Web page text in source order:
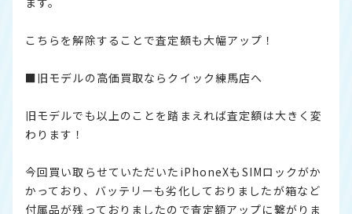
こちらを解除することで査定額も大幅アップ！
■旧モデルの高価買取ならクイック練馬店へ
旧モデルでも以上のことを踏まえれば査定額は大きく変
わります！
今回買い取らせていただいたiPhoneXもSIMロックがか
かっており、バッテリーも劣化しておりましたが箱など
付属品が残っておりましたので査定額アップに繋がりま